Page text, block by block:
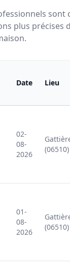
sont
plus précises
Date Lieu
02-
08-
2026
(06510)
01-
08-
2026
(06510)